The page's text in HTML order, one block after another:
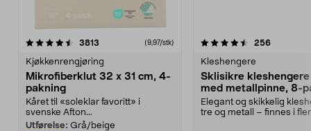
3813 anmeldelser(9,97/stk)
Kjøkkenrengjøring
Mikrofiberklut 32 x 31 cm, 4-
pakning
Kåret til «soleklar favoritt» i
svenske Afton...
Utførelse: Grå/beige
4.5av 5 stjerner 256
Kleshengere
Sklisikre
med metallpinne, 8-
Elegant og skikkelig
tre og metall – finnes i
4.5av 5 stjerner